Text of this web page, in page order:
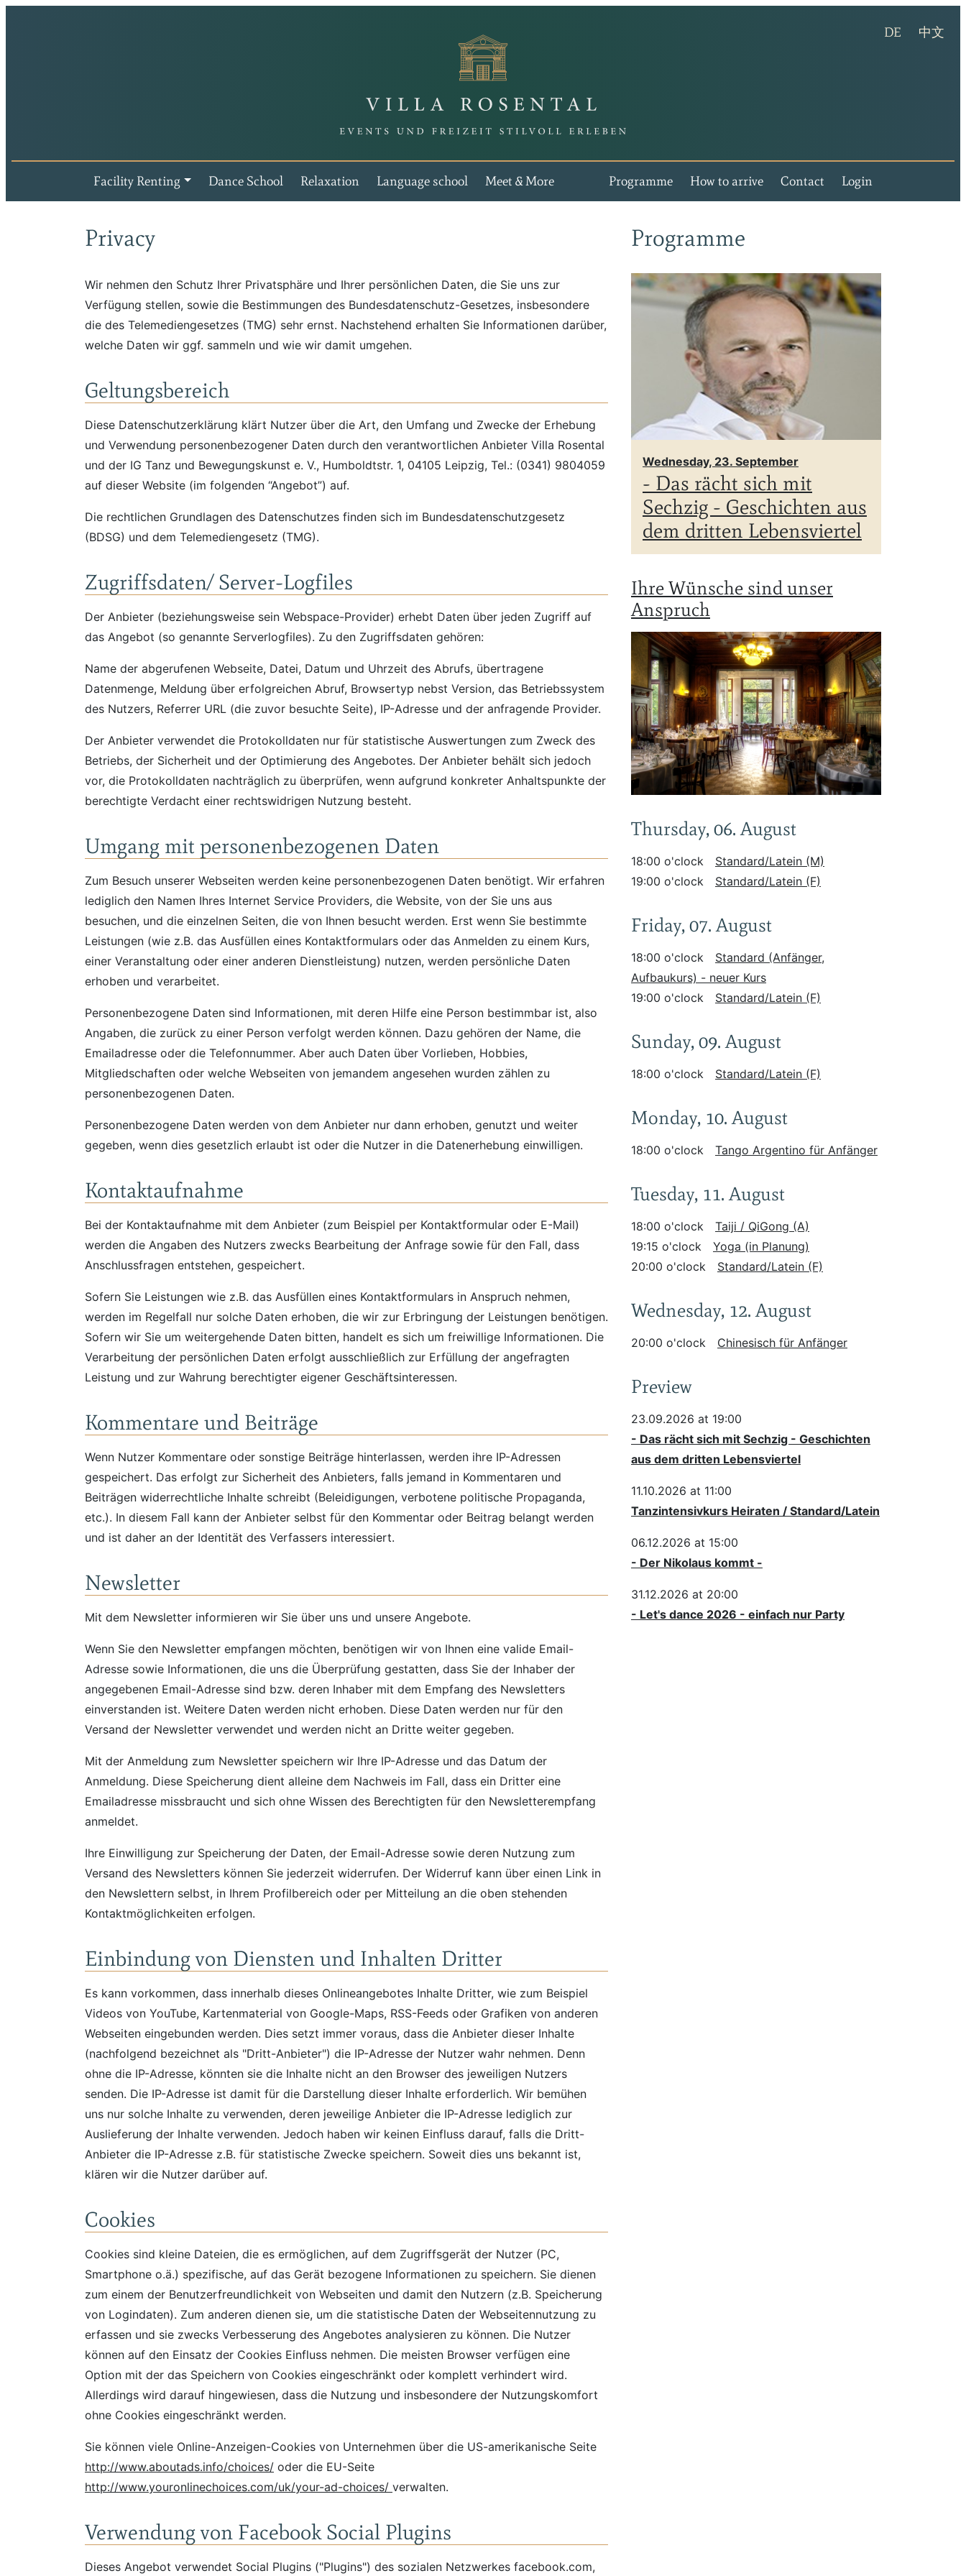
DE (Deutsche
中文
Facility Renting Dance School Relaxation Language school Meet & More Programme How to arrive Contact Login
Privacy
Wir nehmen den Schutz Ihrer Privatsphäre und Ihrer persönlichen Daten, die Sie uns zur
Verfügung stellen, sowie die Bestimmungen des Bundesdatenschutz-Gesetzes, insbesondere
die des Telemediengesetzes (TMG) sehr ernst. Nachstehend erhalten Sie Informationen darüber,
welche Daten wir ggf. sammeln und wie wir damit umgehen.
Geltungsbereich
Diese Datenschutzerklärung klärt Nutzer über die Art, den Umfang und Zwecke der Erhebung
und Verwendung personenbezogener Daten durch den verantwortlichen Anbieter Villa Rosental
und der IG Tanz und Bewegungskunst e. V., Humboldtstr. 1, 04105 Leipzig, Tel.: (0341) 9804059
auf dieser Website (im folgenden “Angebot”) auf.
Die rechtlichen Grundlagen des Datenschutzes finden sich im Bundesdatenschutzgesetz
(BDSG) und dem Telemediengesetz (TMG).
Zugriffsdaten/ Server-Logfiles
Der Anbieter (beziehungsweise sein Webspace-Provider) erhebt Daten über jeden Zugriff auf
das Angebot (so genannte Serverlogfiles). Zu den Zugriffsdaten gehören:
Name der abgerufenen Webseite, Datei, Datum und Uhrzeit des Abrufs, übertragene
Datenmenge, Meldung über erfolgreichen Abruf, Browsertyp nebst Version, das Betriebssystem
des Nutzers, Referrer URL (die zuvor besuchte Seite), IP-Adresse und der anfragende Provider.
Der Anbieter verwendet die Protokolldaten nur für statistische Auswertungen zum Zweck des
Betriebs, der Sicherheit und der Optimierung des Angebotes. Der Anbieter behält sich jedoch
vor, die Protokolldaten nachträglich zu überprüfen, wenn aufgrund konkreter Anhaltspunkte der
berechtigte Verdacht einer rechtswidrigen Nutzung besteht.
Umgang mit personenbezogenen Daten
Zum Besuch unserer Webseiten werden keine personenbezogenen Daten benötigt. Wir erfahren
lediglich den Namen Ihres Internet Service Providers, die Website, von der Sie uns aus
besuchen, und die einzelnen Seiten, die von Ihnen besucht werden. Erst wenn Sie bestimmte
Leistungen (wie z.B. das Ausfüllen eines Kontaktformulars oder das Anmelden zu einem Kurs,
einer Veranstaltung oder einer anderen Dienstleistung) nutzen, werden persönliche Daten
erhoben und verarbeitet.
Personenbezogene Daten sind Informationen, mit deren Hilfe eine Person bestimmbar ist, also
Angaben, die zurück zu einer Person verfolgt werden können. Dazu gehören der Name, die
Emailadresse oder die Telefonnummer. Aber auch Daten über Vorlieben, Hobbies,
Mitgliedschaften oder welche Webseiten von jemandem angesehen wurden zählen zu
personenbezogenen Daten.
Personenbezogene Daten werden von dem Anbieter nur dann erhoben, genutzt und weiter
gegeben, wenn dies gesetzlich erlaubt ist oder die Nutzer in die Datenerhebung einwilligen.
Kontaktaufnahme
Bei der Kontaktaufnahme mit dem Anbieter (zum Beispiel per Kontaktformular oder E-Mail)
werden die Angaben des Nutzers zwecks Bearbeitung der Anfrage sowie für den Fall, dass
Anschlussfragen entstehen, gespeichert.
Sofern Sie Leistungen wie z.B. das Ausfüllen eines Kontaktformulars in Anspruch nehmen,
werden im Regelfall nur solche Daten erhoben, die wir zur Erbringung der Leistungen benötigen.
Sofern wir Sie um weitergehende Daten bitten, handelt es sich um freiwillige Informationen. Die
Verarbeitung der persönlichen Daten erfolgt ausschließlich zur Erfüllung der angefragten
Leistung und zur Wahrung berechtigter eigener Geschäftsinteressen.
Kommentare und Beiträge
Wenn Nutzer Kommentare oder sonstige Beiträge hinterlassen, werden ihre IP-Adressen
gespeichert. Das erfolgt zur Sicherheit des Anbieters, falls jemand in Kommentaren und
Beiträgen widerrechtliche Inhalte schreibt (Beleidigungen, verbotene politische Propaganda,
etc.). In diesem Fall kann der Anbieter selbst für den Kommentar oder Beitrag belangt werden
und ist daher an der Identität des Verfassers interessiert.
Newsletter
Mit dem Newsletter informieren wir Sie über uns und unsere Angebote.
Wenn Sie den Newsletter empfangen möchten, benötigen wir von Ihnen eine valide Email-
Adresse sowie Informationen, die uns die Überprüfung gestatten, dass Sie der Inhaber der
angegebenen Email-Adresse sind bzw. deren Inhaber mit dem Empfang des Newsletters
einverstanden ist. Weitere Daten werden nicht erhoben. Diese Daten werden nur für den
Versand der Newsletter verwendet und werden nicht an Dritte weiter gegeben.
Mit der Anmeldung zum Newsletter speichern wir Ihre IP-Adresse und das Datum der
Anmeldung. Diese Speicherung dient alleine dem Nachweis im Fall, dass ein Dritter eine
Emailadresse missbraucht und sich ohne Wissen des Berechtigten für den Newsletterempfang
anmeldet.
Ihre Einwilligung zur Speicherung der Daten, der Email-Adresse sowie deren Nutzung zum
Versand des Newsletters können Sie jederzeit widerrufen. Der Widerruf kann über einen Link in
den Newslettern selbst, in Ihrem Profilbereich oder per Mitteilung an die oben stehenden
Kontaktmöglichkeiten erfolgen.
Einbindung von Diensten und Inhalten Dritter
Es kann vorkommen, dass innerhalb dieses Onlineangebotes Inhalte Dritter, wie zum Beispiel
Videos von YouTube, Kartenmaterial von Google-Maps, RSS-Feeds oder Grafiken von anderen
Webseiten eingebunden werden. Dies setzt immer voraus, dass die Anbieter dieser Inhalte
(nachfolgend bezeichnet als "Dritt-Anbieter") die IP-Adresse der Nutzer wahr nehmen. Denn
ohne die IP-Adresse, könnten sie die Inhalte nicht an den Browser des jeweiligen Nutzers
senden. Die IP-Adresse ist damit für die Darstellung dieser Inhalte erforderlich. Wir bemühen
uns nur solche Inhalte zu verwenden, deren jeweilige Anbieter die IP-Adresse lediglich zur
Auslieferung der Inhalte verwenden. Jedoch haben wir keinen Einfluss darauf, falls die Dritt-
Anbieter die IP-Adresse z.B. für statistische Zwecke speichern. Soweit dies uns bekannt ist,
klären wir die Nutzer darüber auf.
Cookies
Cookies sind kleine Dateien, die es ermöglichen, auf dem Zugriffsgerät der Nutzer (PC,
Smartphone o.ä.) spezifische, auf das Gerät bezogene Informationen zu speichern. Sie dienen
zum einem der Benutzerfreundlichkeit von Webseiten und damit den Nutzern (z.B. Speicherung
von Logindaten). Zum anderen dienen sie, um die statistische Daten der Webseitennutzung zu
erfassen und sie zwecks Verbesserung des Angebotes analysieren zu können. Die Nutzer
können auf den Einsatz der Cookies Einfluss nehmen. Die meisten Browser verfügen eine
Option mit der das Speichern von Cookies eingeschränkt oder komplett verhindert wird.
Allerdings wird darauf hingewiesen, dass die Nutzung und insbesondere der Nutzungskomfort
ohne Cookies eingeschränkt werden.
Sie können viele Online-Anzeigen-Cookies von Unternehmen über die US-amerikanische Seite
http://www.aboutads.info/choices/ oder die EU-Seite
http://www.youronlinechoices.com/uk/your-ad-choices/ verwalten.
Verwendung von Facebook Social Plugins
Dieses Angebot verwendet Social Plugins ("Plugins") des sozialen Netzwerkes facebook.com,
Programme
Wednesday, 23. September
- Das rächt sich mit
Sechzig - Geschichten aus
dem dritten Lebensviertel
Ihre Wünsche sind unser
Anspruch
Thursday, 06. August
18:00 o'clock
Standard/Latein (M)
19:00 o'clock
Standard/Latein (F)
Friday, 07. August
18:00 o'clock
Standard (Anfänger,
Aufbaukurs) - neuer Kurs
19:00 o'clock
Standard/Latein (F)
Sunday, 09. August
18:00 o'clock Standard/Latein (F)
Monday, 10. August
18:00 o'clock Tango Argentino für Anfänger
Tuesday, 11. August
18:00 o'clock
Taiji / QiGong (A)
19:15 o'clock
Yoga (in Planung)
20:00 o'clock
Standard/Latein (F)
Wednesday, 12. August
20:00 o'clock Chinesisch für Anfänger
Preview
23.09.2026 at 19:00
- Das rächt sich mit Sechzig - Geschichten
aus dem dritten Lebensviertel
11.10.2026 at 11:00
Tanzintensivkurs Heiraten / Standard/Latein
06.12.2026 at 15:00
- Der Nikolaus kommt -
31.12.2026 at 20:00
- Let's dance 2026 - einfach nur Party